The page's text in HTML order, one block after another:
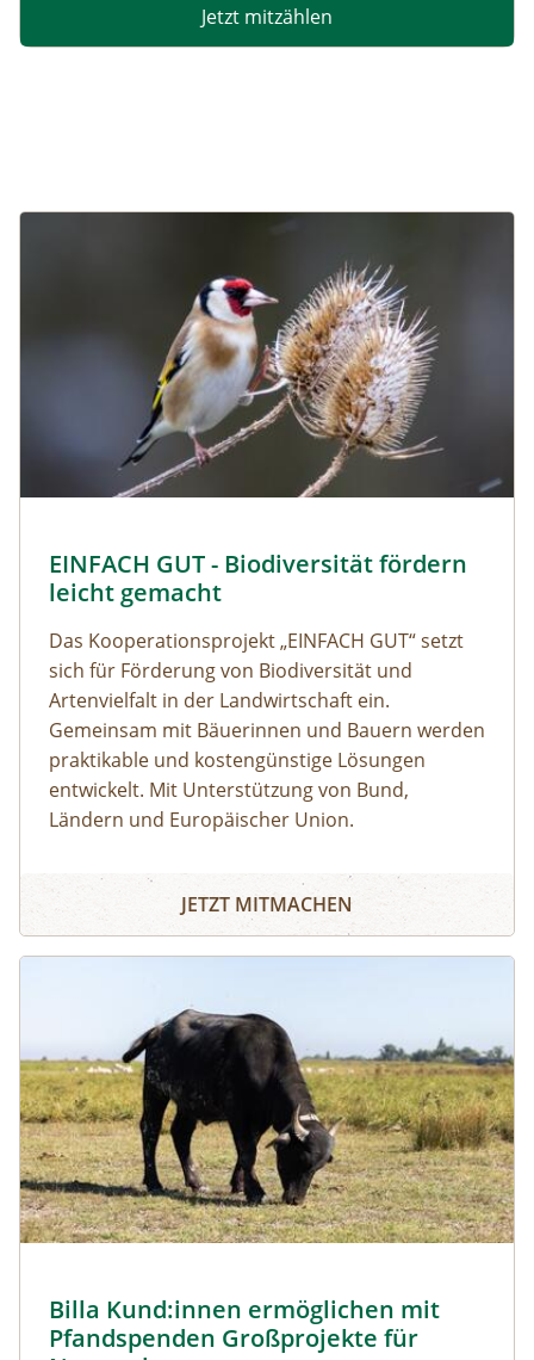
Jetzt mitzählen
EINFACH GUT - Biodiversität fördern
leicht gemacht
Das Kooperationsprojekt „EINFACH GUT“ setzt
sich für Förderung von Biodiversität und
Artenvielfalt in der Landwirtschaft ein.
Gemeinsam mit Bäuerinnen und Bauern werden
praktikable und kostengünstige Lösungen
entwickelt. Mit Unterstützung von Bund,
Ländern und Europäischer Union.
JETZT MITMACHEN
Billa Kund:innen ermöglichen mit
Pfandspenden Großprojekte für